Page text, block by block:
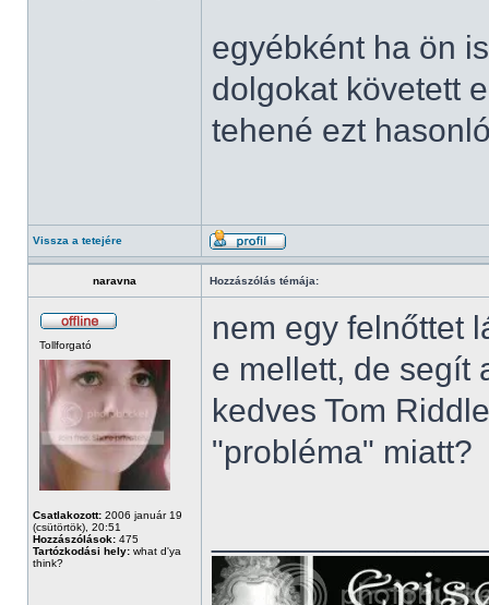
egyébként ha ön
dolgokat követett
tehené ezt
Vissza a tetejére
naravna Hozzászólás témája:
Tollforgató
Csatlakozott: 2006 január 19
(csütörtök), 20:51
Hozzászólások: 475
Tartózkodási hely: what d'ya
think?
nem egy felnőttet
e mellett, de segít
kedves Tom
"probléma" miatt?